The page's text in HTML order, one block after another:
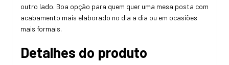
outro lado. Boa opção para quem quer uma mesa posta com
acabamento mais elaborado no dia a dia ou em ocasiões
mais formais.
Detalhes do produto